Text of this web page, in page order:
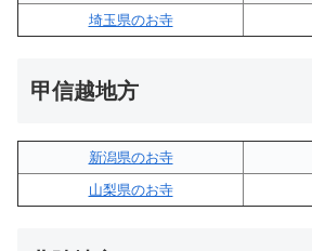
埼玉県のお寺
甲信越地方
新潟県のお寺
山梨県のお寺